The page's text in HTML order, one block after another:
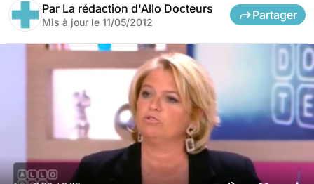
Par La rédaction d'Allo Docteurs
Mis à jour le 11/05/2012
Partager